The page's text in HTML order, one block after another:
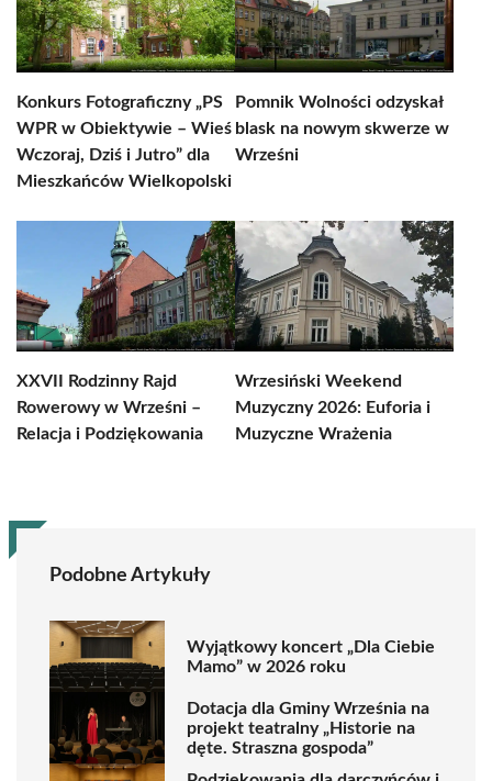
Konkurs Fotograficzny „PS
WPR w Obiektywie – Wieś
Wczoraj, Dziś i Jutro” dla
Mieszkańców Wielkopolski
Pomnik Wolności odzyskał
blask na nowym skwerze w
Wrześni
XXVII Rodzinny Rajd
Rowerowy w Wrześni –
Relacja i Podziękowania
Wrzesiński Weekend
Muzyczny 2026: Euforia i
Muzyczne Wrażenia
Podobne Artykuły
Wyjątkowy koncert „Dla Ciebie
Mamo” w 2026 roku
Dotacja dla Gminy Września na
projekt teatralny „Historie na
dęte. Straszna gospoda”